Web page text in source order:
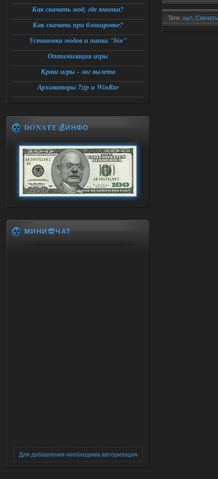
Теги: mp3 Скачать
Как скачать мод, где кнопка?
Как скачать при блокировке?
Установка модов и папка "bin"
Оптимизация игры
Краш игры - лог вылета
Архиваторы 7zip и WinRar
DONATE💰ИНФО
МИНИ😎ЧАТ
Для добавления необходима авторизация